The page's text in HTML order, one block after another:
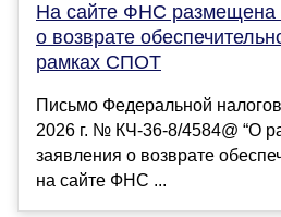
На сайте ФНС размещена
о возврате
рамках СПОТ
Письмо Федеральной
2026 г. № КЧ-36-8/4584@ “О
заявления о возврате
на сайте ФНС ...